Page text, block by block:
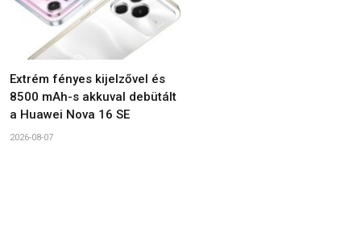
Extrém fényes kijelzővel és
8500 mAh-s akkuval debütált
a Huawei Nova 16 SE
2026-08-07